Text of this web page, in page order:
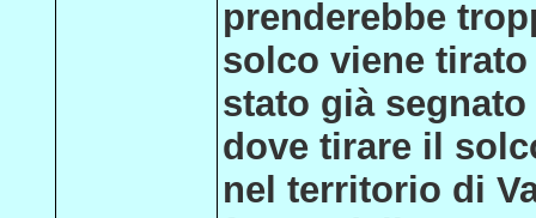
prenderebbe
solco viene
stato già
dove tirare il
nel territorio di